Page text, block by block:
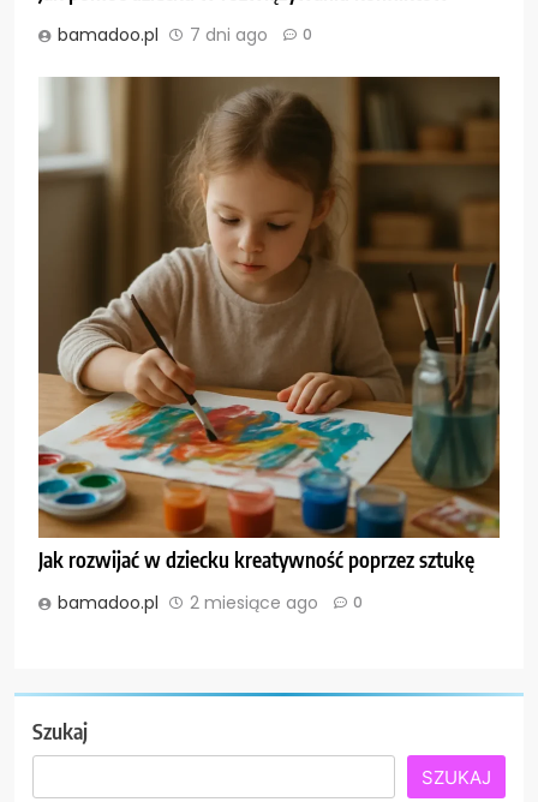
bamadoo.pl 7 dni ago 0
Jak rozwijać w dziecku kreatywność poprzez sztukę
bamadoo.pl 2 miesiące ago 0
Szukaj
SZUKAJ